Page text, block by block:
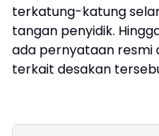
terkatung-katung
tangan penyidik.
ada pernyataan resmi
terkait desakan